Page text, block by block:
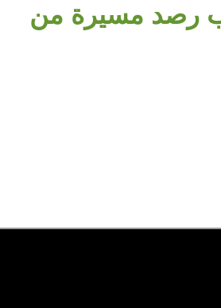
رصد مسيرة من